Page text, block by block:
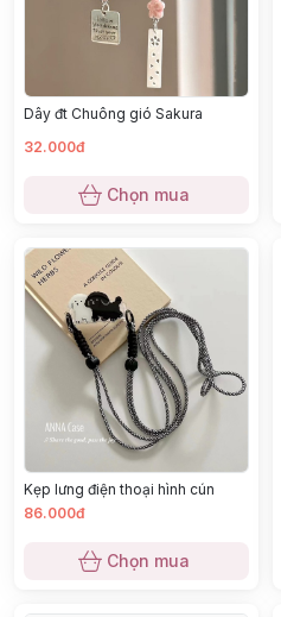
Dây đt Chuông gió Sakura
32.000đ
Chọn mua
Kẹp lưng điện thoại hình cún
86.000đ
Chọn mua